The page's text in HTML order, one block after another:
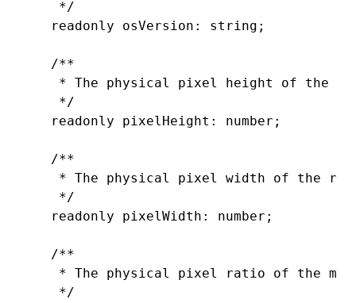
   */
  readonly
osVersion : string ;
  /**
* The physical pixel height of the
   */
  readonly
pixelHeight : number ;
  /**
* The physical pixel width of the
   */
  readonly
pixelWidth : number ;
  /**
* The physical pixel ratio of the
   */